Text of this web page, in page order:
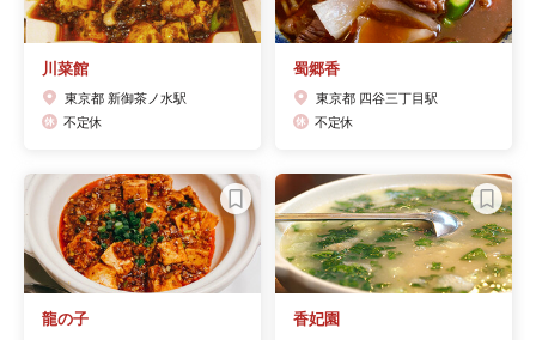
川菜館
東京都 新御茶ノ水駅
不定休
蜀郷香
東京都 四谷三丁目駅
不定休
龍の子 香妃園